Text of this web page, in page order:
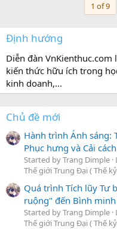
1 of 9
Định hướng
Diễn đàn
kiến thức hữu ích trong
kinh doanh,...
Chủ đề mới
Hành trình Ánh sáng:
Phục hưng và Cải
Started by Trang Dimple
Thế giới Trung Đại ( Thế
Quá trình Tích lũy Tư
ruộng" đến Bình
Started by Trang Dimple
Thế giới Trung Đại ( Thế